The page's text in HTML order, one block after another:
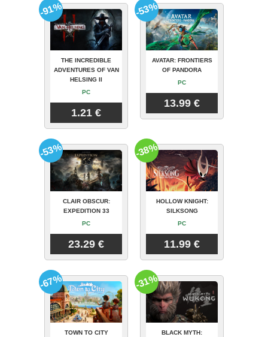
THE INCREDIBLE
ADVENTURES OF VAN
HELSING II
PC
1.21 €
-91%
AVATAR: FRONTIERS
OF PANDORA
PC
13.99 €
-53%
CLAIR OBSCUR:
EXPEDITION 33
PC
23.29 €
-53%
HOLLOW KNIGHT:
SILKSONG
PC
11.99 €
-38%
TOWN TO CITY
-67%
BLACK MYTH:
-31%